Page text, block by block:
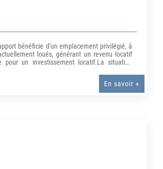
bénéficie d'un emplacement privilégié, à
loués, générant un revenu locatif
un investissement locatif.La situation
En savoir +